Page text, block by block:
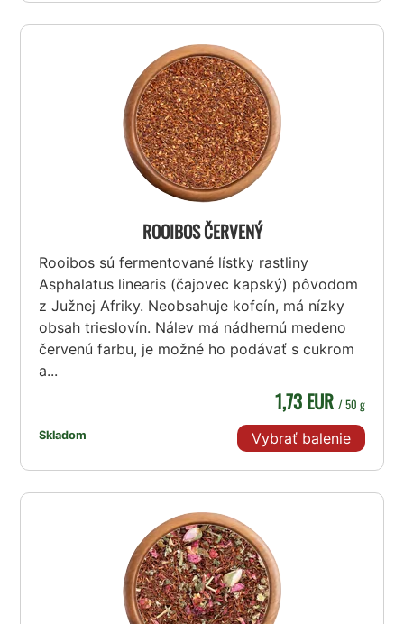
ROOIBOS ČERVENÝ
Rooibos sú fermentované lístky rastliny
Asphalatus linearis (čajovec kapský) pôvodom
z Južnej Afriky. Neobsahuje kofeín, má nízky
obsah trieslovín. Nálev má nádhernú medeno
červenú farbu, je možné ho podávať s cukrom
a...
Skladom
1,73 EUR / 50 g
Vybrať balenie